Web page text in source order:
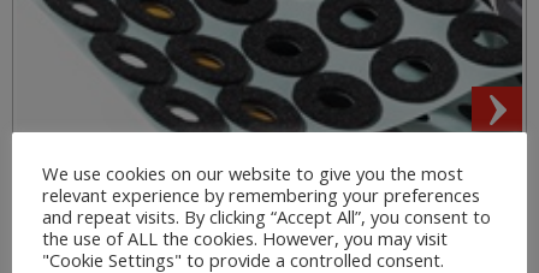
Bereiche
We use cookies on our website to give you the most
relevant experience by remembering your preferences
and repeat visits. By clicking “Accept All”, you consent to
the use of ALL the cookies. However, you may visit
"Cookie Settings" to provide a controlled consent.